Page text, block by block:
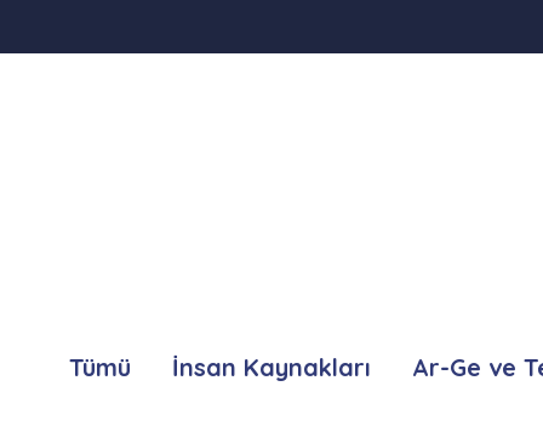
Tümü İnsan Kaynakları Ar-Ge ve